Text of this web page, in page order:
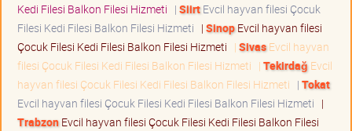
Kedi Filesi Balkon Filesi Hizmeti | SiirtEvcil hayvan filesi Çocuk
Filesi Kedi Filesi Balkon Filesi Hizmeti | SinopEvcil hayvan filesi
Çocuk Filesi Kedi Filesi Balkon Filesi Hizmeti | SivasEvcil hayvan
filesi Çocuk Filesi Kedi Filesi Balkon Filesi Hizmeti | Tekirdağ Evcil
hayvan filesi Çocuk Filesi Kedi Filesi Balkon Filesi Hizmeti | Tokat
Evcil hayvan filesi Çocuk Filesi Kedi Filesi Balkon Filesi Hizmeti |
TrabzonEvcil hayvan filesi Çocuk Filesi Kedi Filesi Balkon Filesi